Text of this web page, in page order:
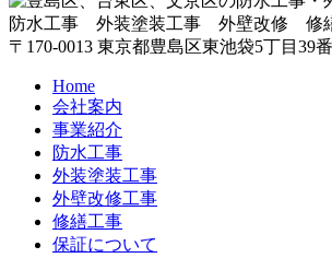
防水工事 外装塗装工事 外壁改修 修
〒170-0013 東京都豊島区東池袋5丁目39
Home
会社案内
事業紹介
防水工事
外装塗装工事
外壁改修工事
修繕工事
保証について